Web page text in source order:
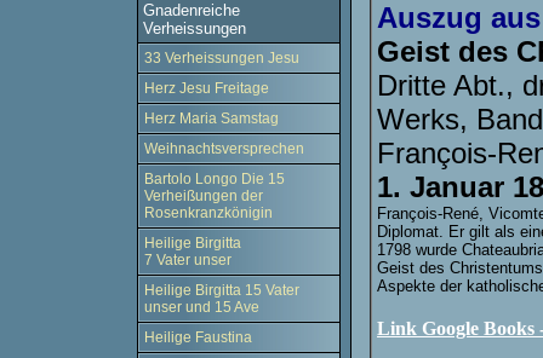
Gnadenreiche
Verheissungen
33 Verheissungen Jesu
Herz Jesu Freitage
Herz Maria Samstag
Weihnachtsversprechen
Bartolo Longo Die 15
Verheißungen der
Rosenkranzkönigin
Heilige Birgitta
7 Vater unser
Heilige Birgitta 15 Vater
unser und 15 Ave
Heilige Faustina
Auszug
Geist des
Dritte Abt.,
Werks,
François-
1. Januar
François-René,
Diplomat. Er gilt als
1798 wurde
Geist des
Aspekte der
Link Google Books